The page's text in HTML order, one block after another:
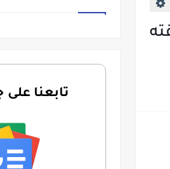
بيطري "... الشروط والاوراق المطلوبة
تابعنا